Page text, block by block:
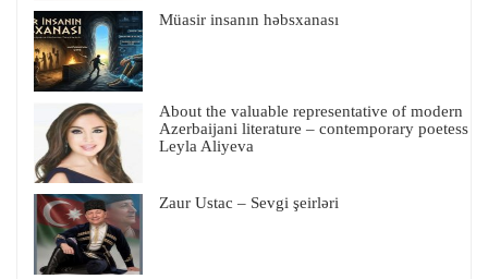
Müasir insanın həbsxanası
About the valuable representative of modern
Azerbaijani literature – contemporary poetess
Leyla Aliyeva
Zaur Ustac – Sevgi şeirləri